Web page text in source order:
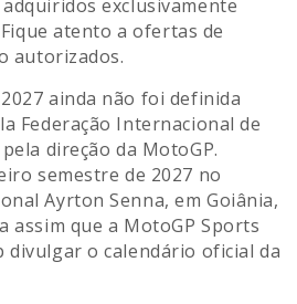
exclusivamente
atento a ofertas de
autorizados.
ainda não foi definida
Federação Internacional de
direção da MotoGP.
semestre de 2027 no
Ayrton Senna, em Goiânia,
assim que a MotoGP Sports
divulgar o calendário oficial da